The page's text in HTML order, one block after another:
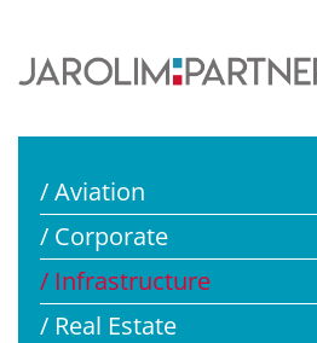
/ Aviation
/ Corporate
/ Infrastructure
/ Real Estate